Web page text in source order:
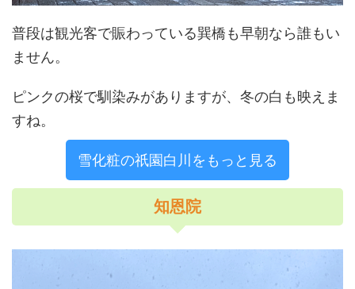
普段は観光客で賑わっている巽橋も早朝なら誰もい
ません。
ピンクの桜で馴染みがありますが、冬の白も映えま
すね。
雪化粧の祇園白川をもっと見る
知恩院